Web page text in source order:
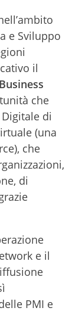
e Sviluppo
il
che
di
(una
che
di
e il
PMI e